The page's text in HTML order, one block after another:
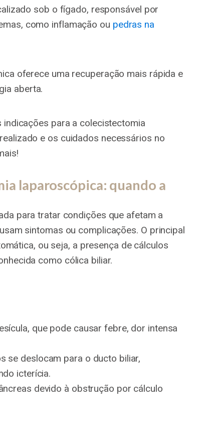
sob o fígado, responsável por
como inflamação ou pedras na
oferece uma recuperação mais rápida e
aberta.
para a colecistectomia
e os cuidados necessários no
laparoscópica: quando a
para tratar condições que afetam a
sintomas ou complicações. O principal
ou seja, a presença de cálculos
como cólica biliar.
que pode causar febre, dor intensa
se deslocam para o ducto biliar,
icterícia.
devido à obstrução por cálculo